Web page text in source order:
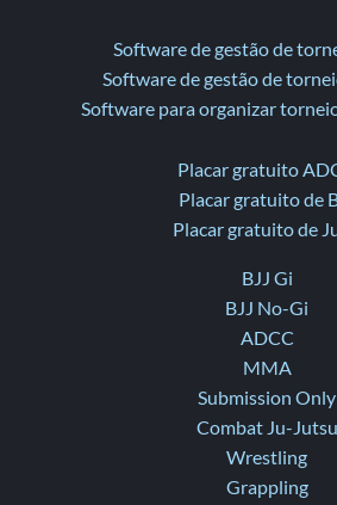
Software de gestão de
Software de gestão de
Software para organizar
Placar gratuito
Placar gratuito de
Placar gratuito de
BJJ Gi
BJJ No-Gi
ADCC
MMA
Submission Only
Combat Ju-Jutsu
Wrestling
Grappling